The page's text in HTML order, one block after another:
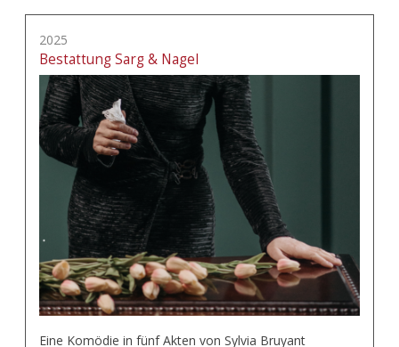
2025
Bestattung Sarg & Nagel
Eine Komödie in fünf Akten von Sylvia Bruyant